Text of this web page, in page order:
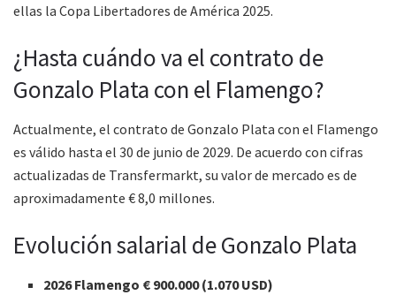
ellas la Copa Libertadores de América 2025.
¿Hasta cuándo va el contrato de
Gonzalo Plata con el Flamengo?
Actualmente, el contrato de Gonzalo Plata con el Flamengo
es válido hasta el 30 de junio de 2029. De acuerdo con cifras
actualizadas de Transfermarkt, su valor de mercado es de
aproximadamente € 8,0 millones.
Evolución salarial de Gonzalo Plata
2026 Flamengo € 900.000 (1.070 USD)